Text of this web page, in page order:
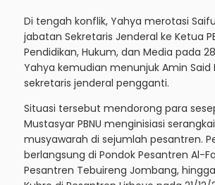
Di tengah konflik, Yahya merotasi
jabatan Sekretaris Jenderal ke Ketua
Pendidikan, Hukum, dan Media pada
Yahya kemudian menunjuk Amin Said
sekretaris jenderal pengganti.
Situasi tersebut mendorong para
Mustasyar PBNU menginisiasi
musyawarah di sejumlah pesantren.
berlangsung di Pondok Pesantren Al-
Pesantren Tebuireng Jombang,